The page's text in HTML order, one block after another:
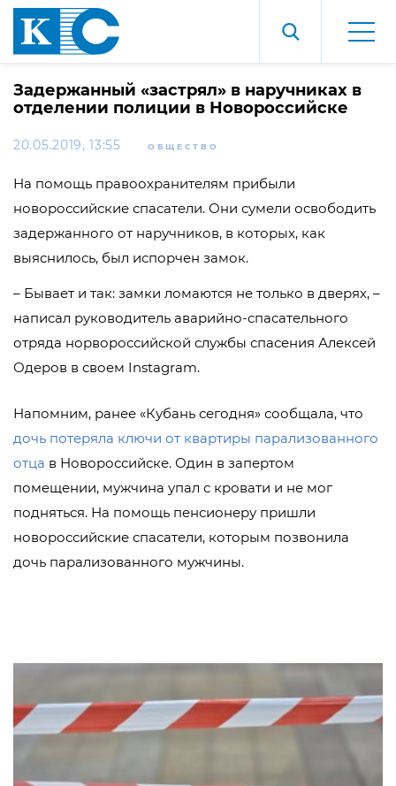
Задержанный «застрял» в наручниках в
отделении полиции в Новороссийске
20.05.2019, 13:55 ОБЩЕСТВО
На помощь правоохранителям прибыли
новороссийские спасатели. Они сумели освободить
задержанного от наручников, в которых, как
выяснилось, был испорчен замок.
– Бывает и так: замки ломаются не только в дверях, –
написал руководитель аварийно-спасательного
отряда норвороссийской службы спасения Алексей
Одеров в своем Instagram.
Напомним, ранее «Кубань сегодня» сообщала, что
дочь потеряла ключи от квартиры парализованного
отца в Новороссийске. Один в запертом
помещении, мужчина упал с кровати и не мог
подняться. На помощь пенсионеру пришли
новороссийские спасатели, которым позвонила
дочь парализованного мужчины.